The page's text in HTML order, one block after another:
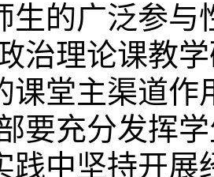
生的广泛参与
治理论课教
课堂主渠道作
要充分发挥
践中坚持开展